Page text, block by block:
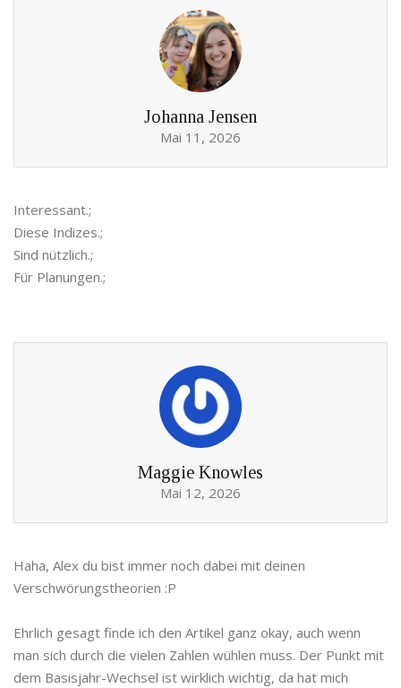
Johanna Jensen
Mai 11, 2026
Interessant.;
Diese Indizes.;
Sind nützlich.;
Für Planungen.;
Maggie Knowles
Mai 12, 2026
Haha, Alex du bist immer noch dabei mit deinen
Verschwörungstheorien :P
Ehrlich gesagt finde ich den Artikel ganz okay, auch wenn
man sich durch die vielen Zahlen wühlen muss. Der Punkt mit
dem Basisjahr-Wechsel ist wirklich wichtig, da hat mich